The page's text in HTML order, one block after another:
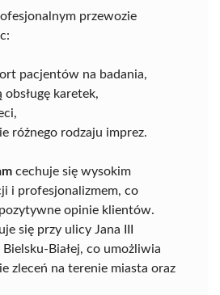
przewozie
pacjentów na badania,
obsługę karetek,
różnego rodzaju imprez.
cechuje się wysokim
i profesjonalizmem, co
opinie klientów.
się przy ulicy Jana III
Białej, co umożliwia
zleceń na terenie miasta oraz